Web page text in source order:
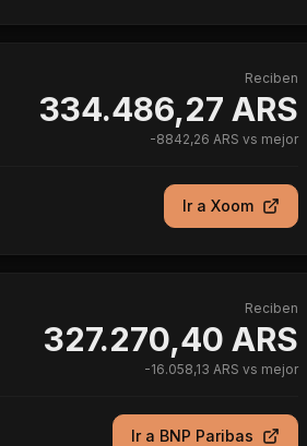
Reciben
334.486,27 ARS
-8842,26 ARS vs mejor
Ir a Xoom
Reciben
327.270,40 ARS
-16.058,13 ARS vs mejor
Ir a BNP Paribas